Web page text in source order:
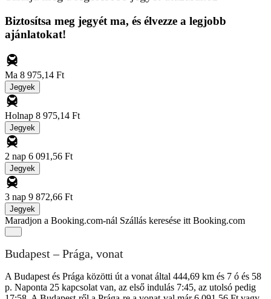
Biztosítsa meg jegyét ma, és élvezze a legjobb
ajánlatokat!
Ma 8 975,14 Ft
Jegyek
Holnap 8 975,14 Ft
Jegyek
2 nap 6 091,56 Ft
Jegyek
3 nap 9 872,66 Ft
Jegyek
Maradjon a Booking.com-nál Szállás keresése itt Booking.com
Budapest – Prága, vonat
A Budapest és Prága közötti út a vonat által 444,69 km és 7 ó és 58
p. Naponta 25 kapcsolat van, az első indulás 7:45, az utolsó pedig